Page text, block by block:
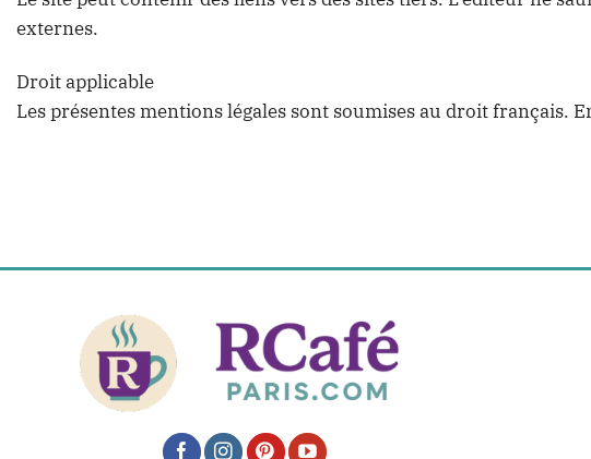
externes.
Droit applicable
Les présentes mentions légales sont soumises au droit français.